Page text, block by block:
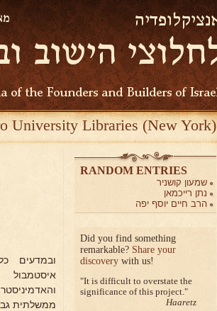
University Libraries (New York)
ובמדעים
ממשלתית
RANDOM ENTRIES
שמעון קושניר
נתן רייכמאן
הרב חיים יוסף יפה
Did you find something
remarkable? Share your
discovery with us!
It is difficult to overstate the
significance of this project.
Haaretz